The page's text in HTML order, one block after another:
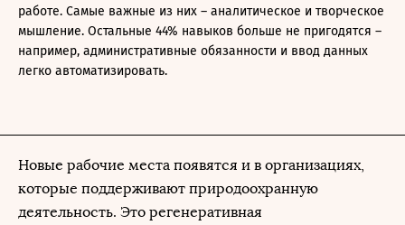
работе. Самые важные из них – аналитическое и творческое
мышление. Остальные 44% навыков больше не пригодятся –
например, административные обязанности и ввод данных
легко автоматизировать.
Новые рабочие места появятся и в организациях,
которые поддерживают природоохранную
деятельность. Это регенеративная